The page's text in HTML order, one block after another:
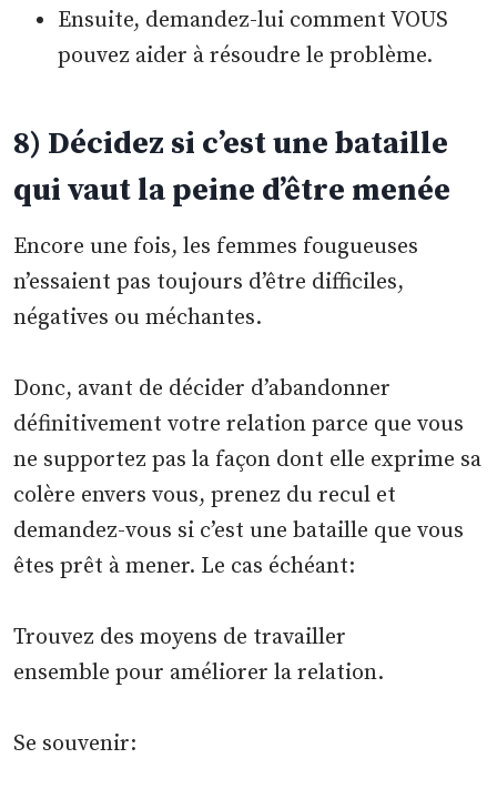
Ensuite, demandez-lui comment VOUS
pouvez aider à résoudre le problème.
8) Décidez si c’est une bataille
qui vaut la peine d’être menée
Encore une fois, les femmes fougueuses
n’essaient pas toujours d’être difficiles,
négatives ou méchantes.
Donc, avant de décider d’abandonner
définitivement votre relation parce que vous
ne supportez pas la façon dont elle exprime sa
colère envers vous, prenez du recul et
demandez-vous si c’est une bataille que vous
êtes prêt à mener. Le cas échéant:
Trouvez des moyens de travailler
ensemble pour améliorer la relation.
Se souvenir: